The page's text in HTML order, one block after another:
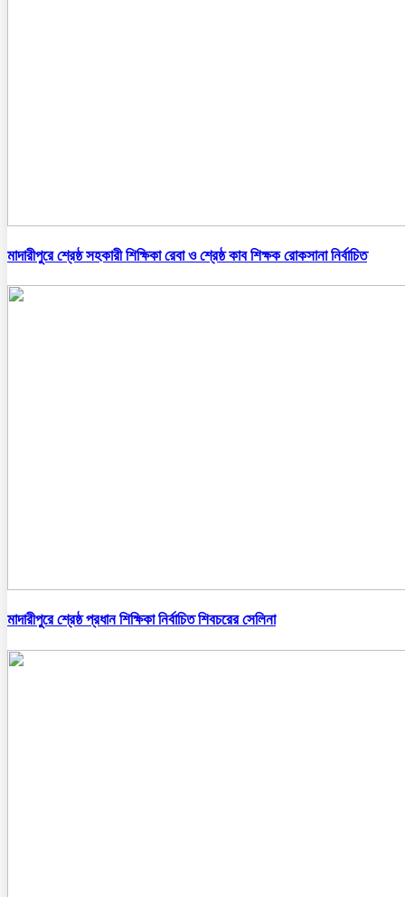
মাদারীপুরে শ্রেষ্ঠ সহকারী শিক্ষিকা রেবা ও শ্রেষ্ঠ কাব শিক্ষক রোকসানা নির্বাচিত
মাদারীপুরে শ্রেষ্ঠ প্রধান শিক্ষিকা নির্বাচিত শিবচরের সেলিনা